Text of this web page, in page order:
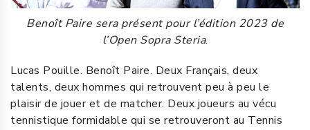
Benoît Paire sera présent pour l’édition 2023 de
l’Open Sopra Steria.
Lucas Pouille. Benoît Paire. Deux Français, deux
talents, deux hommes qui retrouvent peu à peu le
plaisir de jouer et de matcher. Deux joueurs au vécu
tennistique formidable qui se retrouveront au Tennis